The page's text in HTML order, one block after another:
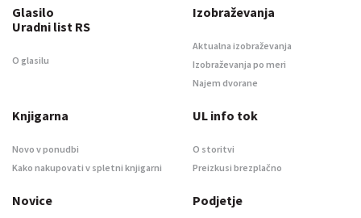
Glasilo
Uradni list RS
O glasilu
Izobraževanja
Aktualna izobraževanja
Izobraževanja po meri
Najem dvorane
Knjigarna
Novo v ponudbi
Kako nakupovati v spletni knjigarni
UL info tok
O storitvi
Preizkusi brezplačno
Novice Podjetje